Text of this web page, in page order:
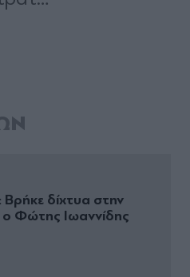
Βρήκε δίχτυα στην
ο Φώτης Ιωαννίδης